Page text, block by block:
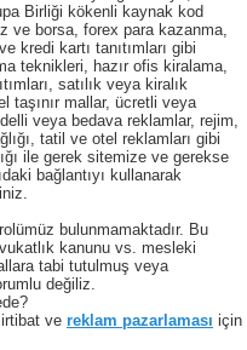
Birliği kökenli kaynak kod
ve borsa, forex para kazanma,
kredi kartı tanıtımları gibi
teknikleri, hazır ofis kiralama,
satılık veya kiralık
taşınır mallar, ücretli veya
veya bedava reklamlar, rejim,
tatil ve otel reklamları gibi
ile gerek sitemize ve gerekse
bağlantıyı kullanarak
bulunmamaktadır. Bu
kanunu vs. mesleki
tabi tutulmuş veya
değiliz.
ve reklam pazarlaması için